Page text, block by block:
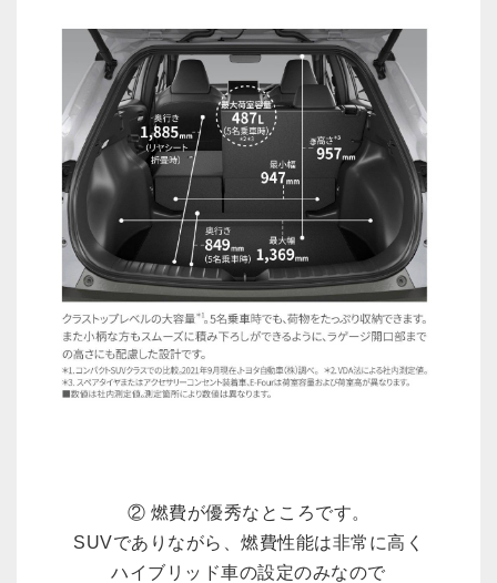
② 燃費が優秀なところです。
SUVでありながら、燃費性能は非常に高く
ハイブリッド車の設定のみなので